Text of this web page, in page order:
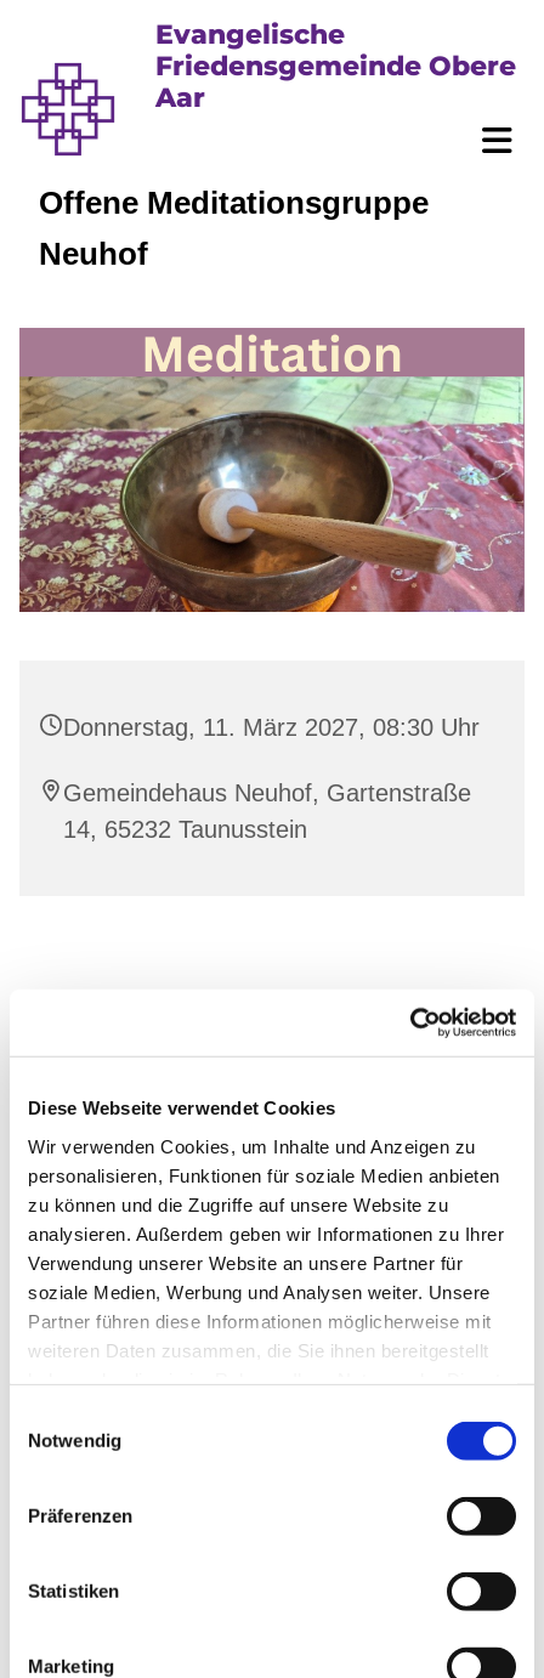
Diese Webseite verwendet Cookies
Wir verwenden Cookies, um Inhalte und Anzeigen zu
personalisieren, Funktionen für soziale Medien anbieten
zu können und die Zugriffe auf unsere Website zu
analysieren. Außerdem geben wir Informationen zu Ihrer
Verwendung unserer Website an unsere Partner für
soziale Medien, Werbung und Analysen weiter. Unsere
Partner führen diese Informationen möglicherweise mit
weiteren Daten zusammen, die Sie ihnen bereitgestellt
Notwendig
Präferenzen
Statistiken
Marketing
Evangelische
Friedensgemeinde Obere
Aar
Offene Meditationsgruppe
Neuhof
Donnerstag, 11. März 2027, 08:30 Uhr
Gemeindehaus Neuhof, Gartenstraße
14, 65232 Taunusstein
Dies könnte Sie auch